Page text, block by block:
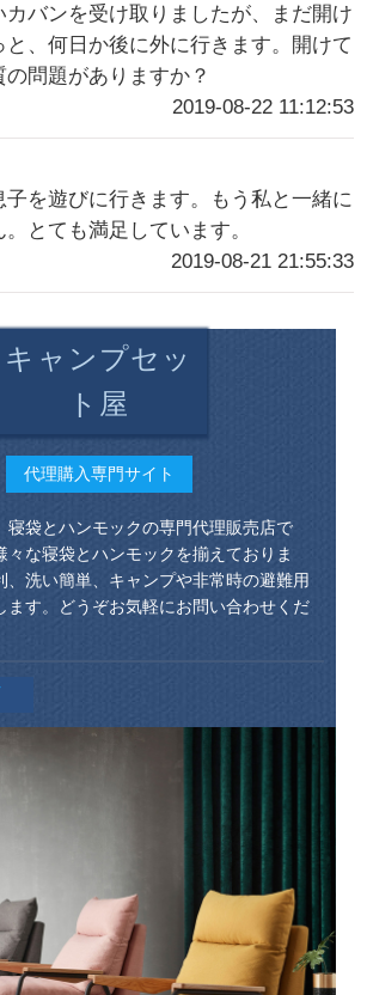
バンを受け取りましたが、まだ開け
、何日か後に外に行きます。開けて
問題がありますか？
2019-08-22 11:12:53
を遊びに行きます。もう私と一緒に
とても満足しています。
2019-08-21 21:55:33
キャンプセッ
ト屋
代理購入専門サイト
寝袋とハンモックの専門代理販売店で
々な寝袋とハンモックを揃えておりま
、洗い簡単、キャンプや非常時の避難用
ます。どうぞお気軽にお問い合わせくだ